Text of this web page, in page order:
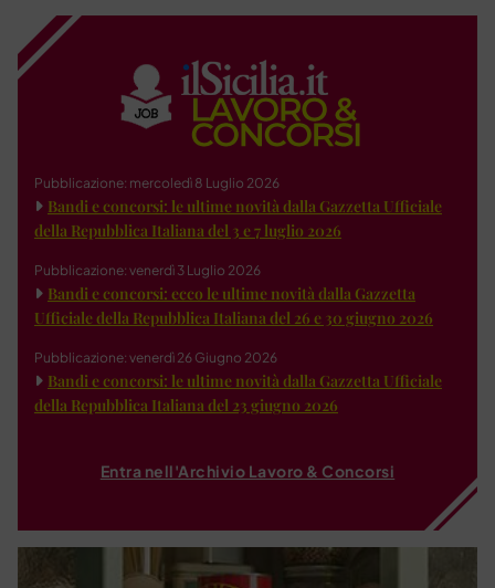
Pubblicazione: mercoledì 8 Luglio 2026
Bandi e concorsi: le ultime novità dalla Gazzetta Ufficiale
della Repubblica Italiana del 3 e 7 luglio 2026
Pubblicazione: venerdì 3 Luglio 2026
Bandi e concorsi: ecco le ultime novità dalla Gazzetta
Ufficiale della Repubblica Italiana del 26 e 30 giugno 2026
Pubblicazione: venerdì 26 Giugno 2026
Bandi e concorsi: le ultime novità dalla Gazzetta Ufficiale
della Repubblica Italiana del 23 giugno 2026
Entra nell'Archivio Lavoro & Concorsi